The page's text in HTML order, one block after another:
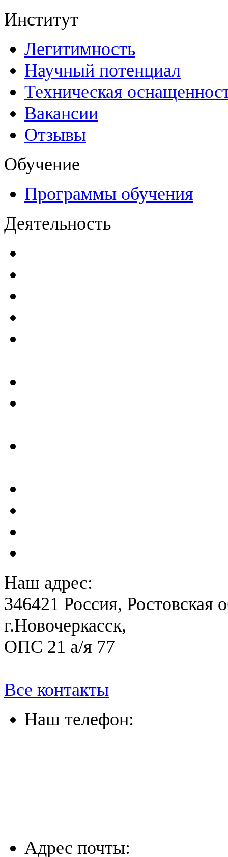
Институт
Легитимность
Научный потенциал
Техническая
Вакансии
Отзывы
Обучение
Программы обучения
Деятельность
Наш адрес:
346421 Россия, Ростовская
г.Новочеркасск,
ОПС 21 а/я 77
Все контакты
Наш телефон:
Адрес почты: